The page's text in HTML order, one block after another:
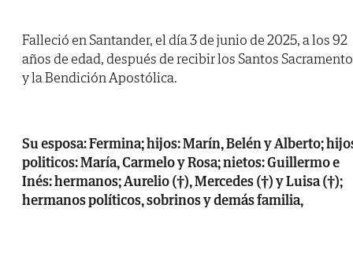
Falleció en Santander, el día 3 de junio de 2025, a los 92
años de edad, después de recibir los Santos
y la Bendición Apostólica.
Su esposa: Fermina; hijos: Marín, Belén y Alberto;
politicos: María, Carmelo y Rosa; nietos: Guillermo e
Inés: hermanos; Aurelio (†), Mercedes (†) y Luisa (†);
hermanos políticos, sobrinos y demás familia,